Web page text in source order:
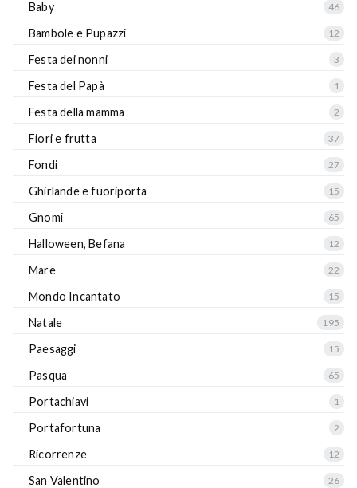
Baby 46
Bambole e Pupazzi 12
Festa dei nonni 3
Festa del Papà 1
Festa della mamma 2
Fiori e frutta 37
Fondi 27
Ghirlande e fuoriporta 15
Gnomi 65
Halloween, Befana 12
Mare 22
Mondo Incantato 15
Natale 195
Paesaggi 15
Pasqua 65
Portachiavi 1
Portafortuna 2
Ricorrenze 12
San Valentino 26